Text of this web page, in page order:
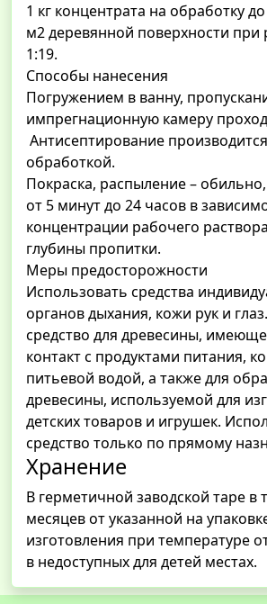
1 кг концентрата на обработку
м2 деревянной поверхности при
1:19.
Способы нанесения
Погружением в ванну,
импрегнационную камеру
Антисептирование
обработкой.
Покраска, распыление –
от 5 минут до 24 часов в
концентрации рабочего
глубины пропитки.
Меры предосторожности
Использовать средства
органов дыхания, кожи рук и
средство для древесины,
контакт с продуктами питания,
питьевой водой, а также для
древесины, используемой для
детских товаров и игрушек.
средство только по прямому
Хранение
В герметичной заводской таре в
месяцев от указанной на
изготовления при температуре
в недоступных для детей местах.